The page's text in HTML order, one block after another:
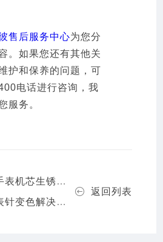
售后服务中心为您分
。如果您还有其他关
护和保养的问题，可
电话进行咨询，我
服务。
生锈了解决技巧盘点
变色解决方法
返回列表